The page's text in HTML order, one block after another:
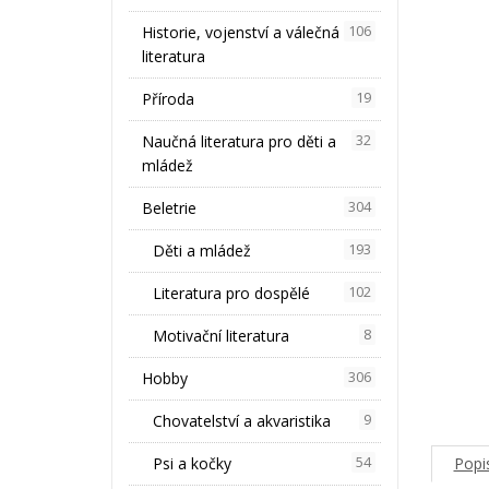
Historie, vojenství a válečná
literatura
106
Příroda 19
Naučná literatura pro děti a
mládež
32
Beletrie 304
Děti a mládež 193
Literatura pro dospělé 102
Motivační literatura 8
Hobby 306
Chovatelství a akvaristika 9
Psi a kočky 54